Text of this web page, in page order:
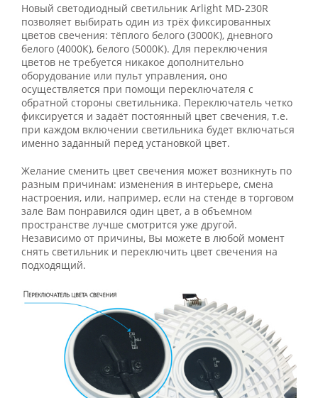
Новый светодиодный светильник Arlight MD-230R
позволяет выбирать один из трёх фиксированных
цветов свечения: тёплого белого (3000К), дневного
белого (4000К), белого (5000К). Для переключения
цветов не требуется никакое дополнительно
оборудование или пульт управления, оно
осуществляется при помощи переключателя с
обратной стороны светильника. Переключатель четко
фиксируется и задаёт постоянный цвет свечения, т.е.
при каждом включении светильника будет включаться
именно заданный перед установкой цвет.
Желание сменить цвет свечения может возникнуть по
разным причинам: изменения в интерьере, смена
настроения, или, например, если на стенде в торговом
зале Вам понравился один цвет, а в объемном
пространстве лучше смотрится уже другой.
Независимо от причины, Вы можете в любой момент
снять светильник и переключить цвет свечения на
подходящий.